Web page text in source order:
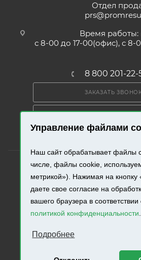
Управление файлами
Наш сайт обрабатывает файлы
числе, файлы cookie,
метрикой»). Нажимая на
даете свое согласие на
вашего браузера в
политикой конфиденциальности.
Подробнее
Отдел
Время работы:
с 8-00 до 17-00(офис), с 8-
8 800 201-22-
ЗАКАЗАТЬ
2026 © «Промресурс». Все